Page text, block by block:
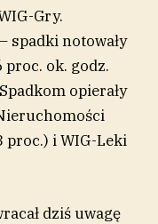
Gry.
spadki notowały
ok. godz.
opierały
proc.) i WIG-Leki
dziś uwagę